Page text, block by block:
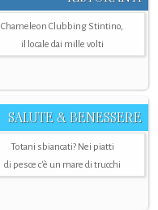
Chameleon Clubbing Stintino,
il locale dai mille volti
SALUTE & BENESSERE
Totani sbiancati? Nei piatti
di pesce c'è un mare di trucchi